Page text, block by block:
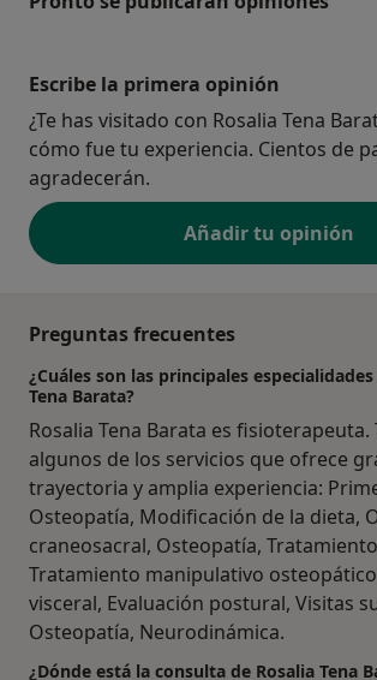
Escribe la primera opinión
¿Te has visitado con Rosalia Tena
cómo fue tu experiencia. Cientos de
agradecerán.
Añadir tu opinión
Preguntas frecuentes
¿Cuáles son las principales
Tena Barata?
Rosalia Tena Barata es
algunos de los servicios que ofrece
trayectoria y amplia experiencia:
Osteopatía, Modificación de la dieta,
craneosacral, Osteopatía,
Tratamiento manipulativo
visceral, Evaluación postural, Visitas
Osteopatía, Neurodinámica.
¿Dónde está la consulta de Rosalia Tena